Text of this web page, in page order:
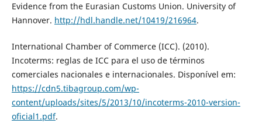
Evidence from the Eurasian Customs Union. University of
Hannover. http://hdl.handle.net/10419/216964.
International Chamber of Commerce (ICC). (2010).
Incoterms: reglas de ICC para el uso de términos
comerciales nacionales e internacionales. Disponível em:
https://cdn5.tibagroup.com/wp-
content/uploads/sites/5/2013/10/incoterms-2010-version-
oficial1.pdf.